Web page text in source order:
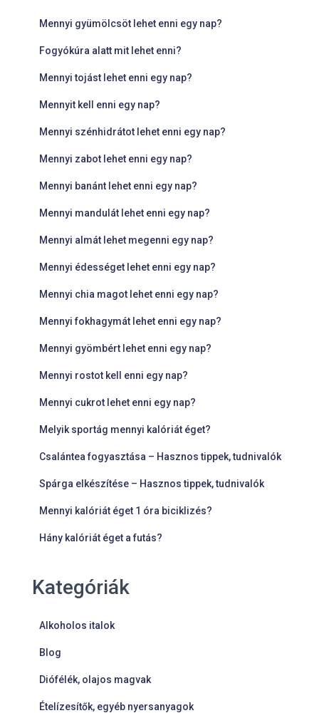
Mennyi gyümölcsöt lehet enni egy nap?
Fogyókúra alatt mit lehet enni?
Mennyi tojást lehet enni egy nap?
Mennyit kell enni egy nap?
Mennyi szénhidrátot lehet enni egy nap?
Mennyi zabot lehet enni egy nap?
Mennyi banánt lehet enni egy nap?
Mennyi mandulát lehet enni egy nap?
Mennyi almát lehet megenni egy nap?
Mennyi édességet lehet enni egy nap?
Mennyi chia magot lehet enni egy nap?
Mennyi fokhagymát lehet enni egy nap?
Mennyi gyömbért lehet enni egy nap?
Mennyi rostot kell enni egy nap?
Mennyi cukrot lehet enni egy nap?
Melyik sportág mennyi kalóriát éget?
Csalántea fogyasztása – Hasznos tippek, tudnivalók
Spárga elkészítése – Hasznos tippek, tudnivalók
Mennyi kalóriát éget 1 óra biciklizés?
Hány kalóriát éget a futás?
Kategóriák
Alkoholos italok
Blog
Diófélék, olajos magvak
Ételízesítők, egyéb nyersanyagok